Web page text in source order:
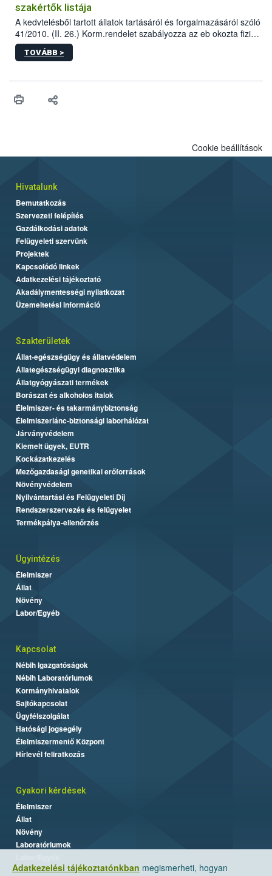
szakértők listája
A kedvtelésből tartott állatok tartásáról és forgalmazásáról szóló
41/2010. (II. 26.) Korm.rendelet szabályozza az eb okozta fizikai
sérülés, illetve ennek veszélye keletkezésekor felmerülő
hatósági feladatokat, valamint a veszélyes eb tartását és annak
vonni az ebek viselkedésének megítélésében jártas szakértőt.
TOVÁBB >
Adatkezelési tájékoztatónkban megismerheti, hogyan
Cookie beállítások
Hivatalunk
Bemutatkozás
Szervezeti felépítés
Gazdálkodási adatok
Felügyeleti szervünk
Projektek
Kapcsolódó linkek
Adatkezelési tájékoztató
Akadálymentességi nyilatkozat
Üzemeltetési információ
Szakterületek
Állat-egészségügy és állatvédelem
Állategészségügyi diagnosztika
Állatgyógyászati termékek
Borászat és alkoholos italok
Élelmiszer- és takarmánybiztonság
Élelmiszerlánc-biztonsági laborhálózat
Járványvédelem
Kiemelt ügyek, EUTR
Kockázatkezelés
Mezőgazdasági genetikai erőforrások
Növényvédelem
Nyilvántartási és Felügyeleti Díj
Rendszerszervezés és felügyelet
Termékpálya-ellenőrzés
Ügyintézés
Élelmiszer
Állat
Növény
Labor/Egyéb
Kapcsolat
Nébih Igazgatóságok
Nébih Laboratóriumok
Kormányhivatalok
Sajtókapcsolat
Ügyfélszolgálat
Hatósági jogsegély
Élelmiszermentő Központ
Hírlevél feliratkozás
Gyakori kérdések
Élelmiszer
Állat
Növény
Laboratóriumok